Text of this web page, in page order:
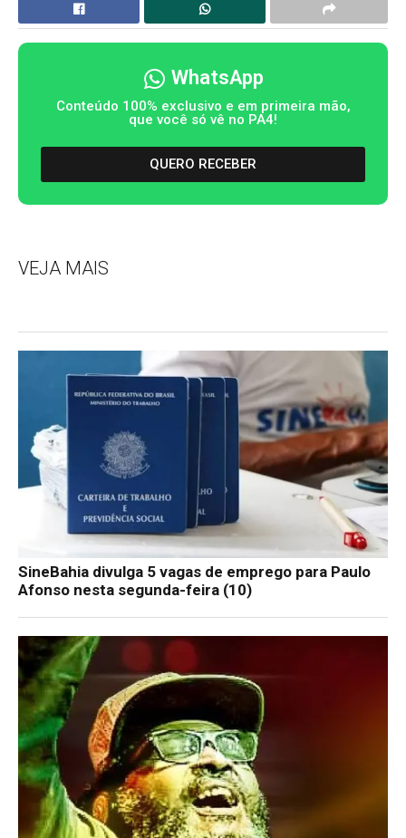
WhatsApp
Conteúdo 100% exclusivo e em primeira mão,
que você só vê no PA4!
QUERO RECEBER
VEJA MAIS
SineBahia divulga 5 vagas de emprego para Paulo
Afonso nesta segunda-feira (10)